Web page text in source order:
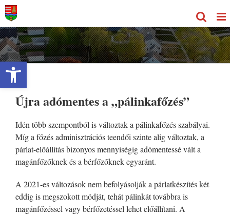
Eszköztár megnyitása
Kihagyás
Újra adómentes a „pálinkafőzés”
Idén több szempontból is változtak a pálinkafőzés szabályai.
Míg a főzés adminisztrációs teendői szinte alig változtak, a
párlat-előállítás bizonyos mennyiségig adómentessé vált a
magánfőzőknek és a bérfőzőknek egyaránt.
A 2021-es változások nem befolyásolják a párlatkészítés két
eddig is megszokott módját, tehát pálinkát továbbra is
magánfőzéssel vagy bérfőzetéssel lehet előállítani. A